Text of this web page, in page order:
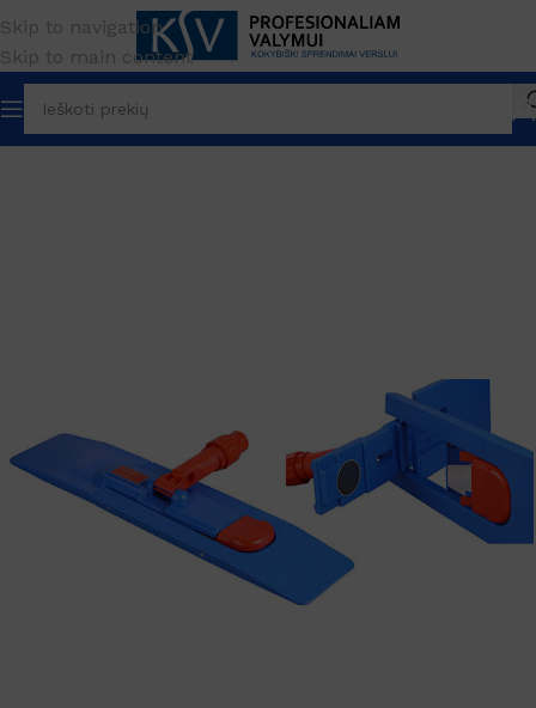
Skip to navigation
Skip to main content
Pradžia Įrankiai 40cm